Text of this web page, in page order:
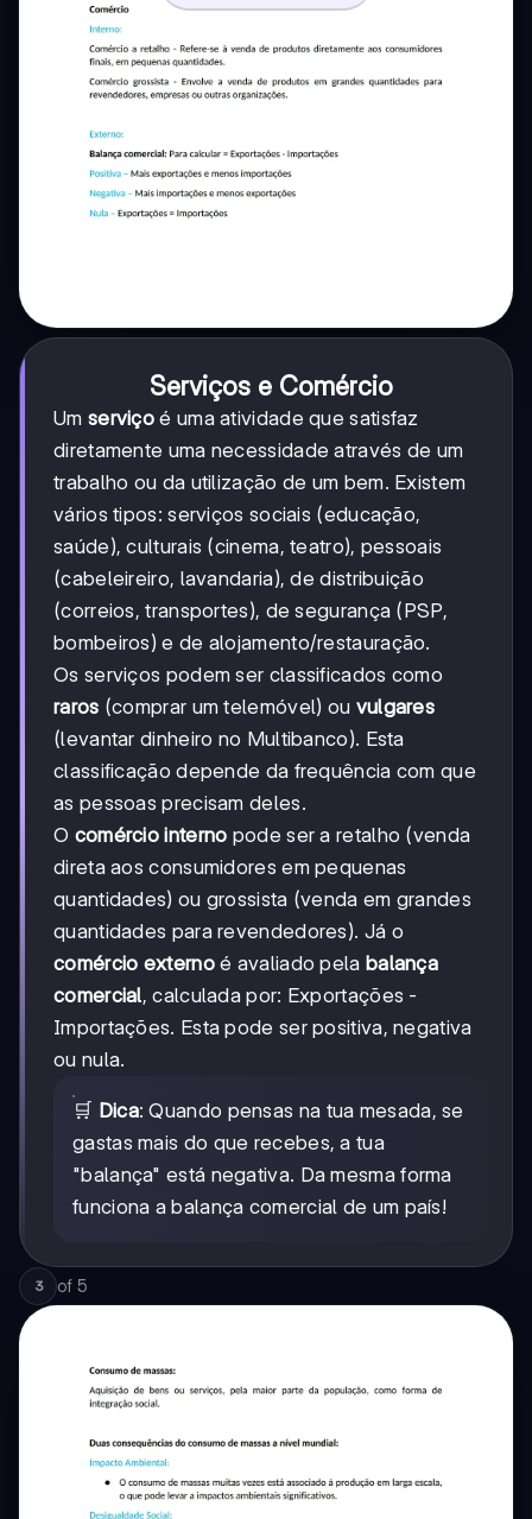
Serviços e Comércio
Um serviço é uma atividade que satisfaz
diretamente uma necessidade através de um
trabalho ou da utilização de um bem. Existem
vários tipos: serviços sociais (educação,
saúde), culturais (cinema, teatro), pessoais
(cabeleireiro, lavandaria), de distribuição
(correios, transportes), de segurança (PSP,
bombeiros) e de alojamento/restauração.
Os serviços podem ser classificados como
raros (comprar um telemóvel) ou vulgares
(levantar dinheiro no Multibanco). Esta
classificação depende da frequência com que
as pessoas precisam deles.
O comércio interno pode ser a retalho (venda
direta aos consumidores em pequenas
quantidades) ou grossista (venda em grandes
quantidades para revendedores). Já o
comércio externoé avaliado pela balança
comercial, calculada por: Exportações -
Importações. Esta pode ser positiva, negativa
ou nula.
🛒 Dica: Quando pensas na tua mesada, se
gastas mais do que recebes, a tua
"balança" está negativa. Da mesma forma
funciona a balança comercial de um país!
3 of 5